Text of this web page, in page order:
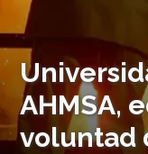
AHMSA,
voluntad